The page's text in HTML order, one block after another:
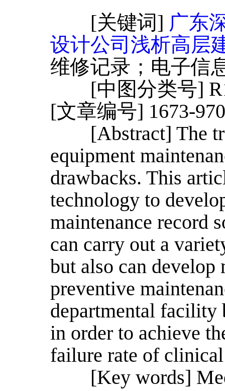
[关键词] 广东
设计公司浅析高层
维修记录；电子信
[中图分类号]
[文章编号] 1673-
[Abstract] The
equipment
drawbacks. This
technology to
maintenance record
can carry out a
but also can develop
preventive
departmental facility
in order to achieve
failure rate of
[Key words]